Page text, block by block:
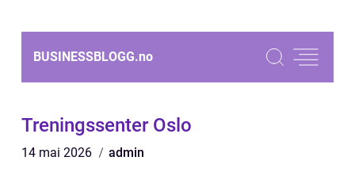
BUSINESSBLOGG.no
Treningssenter Oslo
14 mai 2026 admin